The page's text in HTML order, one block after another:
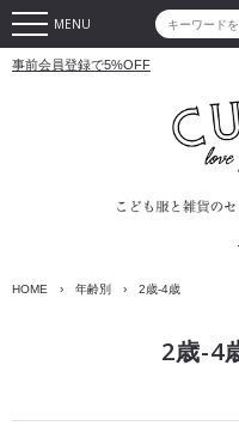
MENU
事前会員登録で5%OFF
HOME › 年齢別 › 2歳-4歳
2歳-4